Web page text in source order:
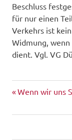
Beschluss
für nur einen
Verkehrs ist
Widmung,
dient. Vgl. VG
Vorheriger
Wenn wir uns